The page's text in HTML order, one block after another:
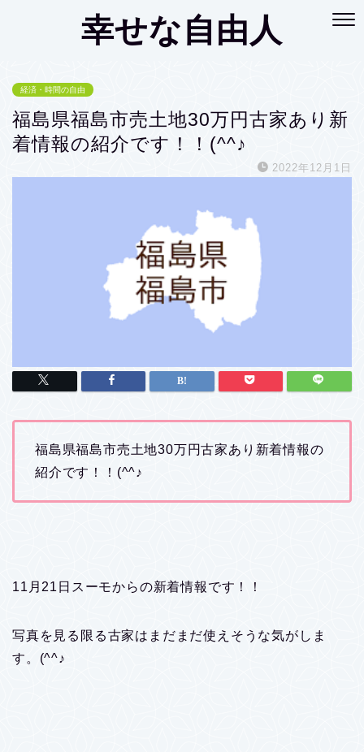
幸せな自由人
経済・時間の自由
福島県福島市売土地30万円古家あり新
着情報の紹介です！！(^^♪
2022年12月1日
福島県福島市売土地30万円古家あり新着情報の
紹介です！！(^^♪
11月21日スーモからの新着情報です！！
写真を見る限る古家はまだまだ使えそうな気がしま
す。(^^♪